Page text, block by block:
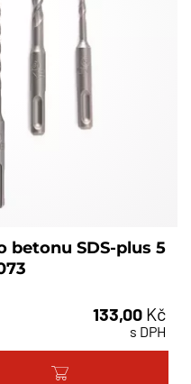
betonu SDS-plus 5
133,00 Kč
s DPH